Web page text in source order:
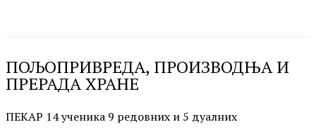
ПОЉОПРИВРЕДА, ПРОИЗВОДЊА И
ПРЕРАДА ХРАНЕ
ПЕКАР 14 ученика 9 редовних и 5 дуалних